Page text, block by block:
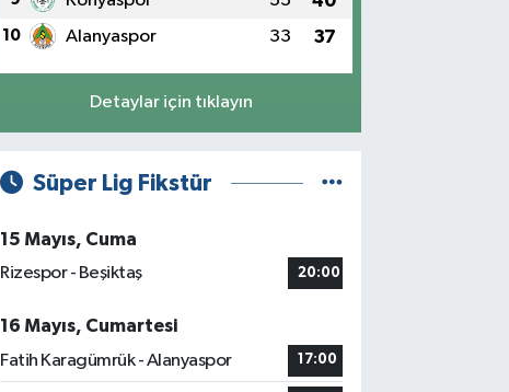
10 Alanyaspor 33 37
Detaylar için tıklayın
Süper Lig Fikstür
15 Mayıs, Cuma
Rizespor - Beşiktaş
20:00
16 Mayıs, Cumartesi
Fatih Karagümrük - Alanyaspor
17:00